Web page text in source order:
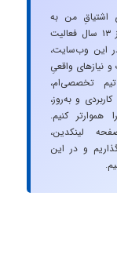
اشتیاقِ من به
دنیایِ HSE است. با بیش از ۱۳ سال فعالیت
این وب‌سایت،
نیازهای واقعیِ
تخصصی‌ام،
و به‌روز،
کنیم.
لینکدین،
و در این